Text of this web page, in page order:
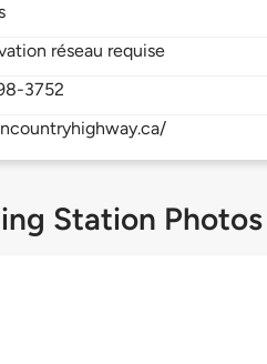
réseau requise
3752
Station Photos